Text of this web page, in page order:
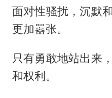
面对性骚扰，沉默
更加嚣张。
只有勇敢地站出来
和权利。